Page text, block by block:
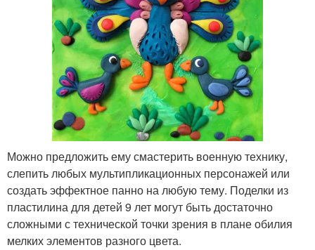
Можно предложить ему смастерить военную технику,
слепить любых мультипликационных персонажей или
создать эффектное панно на любую тему. Поделки из
пластилина для детей 9 лет могут быть достаточно
сложными с технической точки зрения в плане обилия
мелких элементов разного цвета.